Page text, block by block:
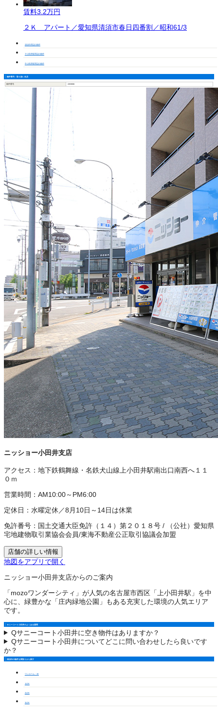
賃料3.2万円
２Ｋ アパート／愛知県清須市春日四番割／昭和61/3
清須市周辺の物件
下小田井駅周辺の物件
中小田井駅周辺の物件
物件番号・取り扱い支店
物件番号 2203006
ニッショー小田井支店
アクセス： 地下鉄鶴舞線・名鉄犬山線上小田井駅南出口南西へ１１
０ｍ
営業時間： AM10:00～PM6:00
定休日： 水曜定休／8月10日～14日は休業
免許番号： 国土交通大臣免許（１４）第２０１８号 /
（公社）愛知県
宅地建物取引業協会会員/東海不動産公正取引協議会加盟
店舗の詳しい情報
地図をアプリで開く
ニッショー小田井支店からのご案内
「mozoワンダーシティ」が人気の名古屋市西区「上小田井駅」を中
心に、緑豊かな「庄内緑地公園」もある充実した環境の人気エリア
です。
サニーコート小田井のよくある質問
Qサニーコート小田井に空き物件はありますか？
Qサニーコート小田井についてどこに問い合わせしたら良いです
か？
清須市の物件を間取りから探す
ワンルーム・1K
1LDK
2LDK
3LDK